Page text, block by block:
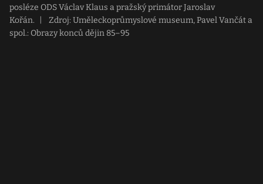
posléze ODS Václav Klaus a pražský primátor Jaroslav
Kořán.
Zdroj: Uměleckoprůmyslové museum, Pavel Vančát a
spol.: Obrazy konců dějin 85–95